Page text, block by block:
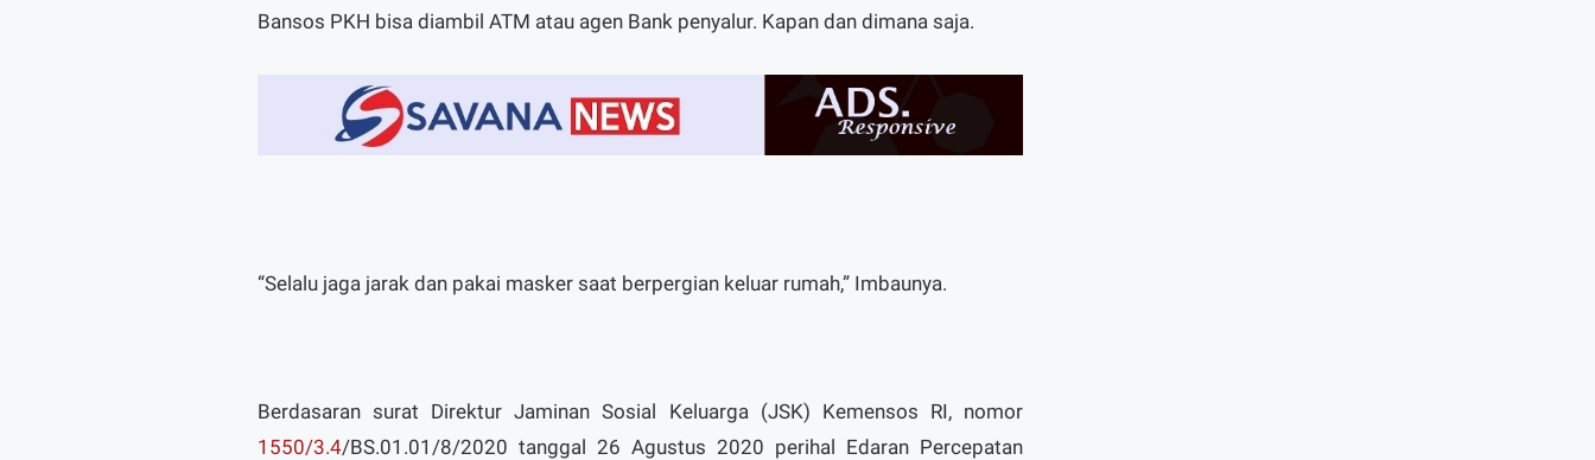
Bansos PKH bisa diambil ATM atau agen Bank penyalur. Kapan dan dimana saja.
“Selalu jaga jarak dan pakai masker saat berpergian keluar rumah,” Imbaunya.
Berdasaran surat Direktur Jaminan Sosial Keluarga (JSK) Kemensos RI, nomor
1550/3.4/BS.01.01/8/2020 tanggal 26 Agustus 2020 perihal Edaran Percepatan